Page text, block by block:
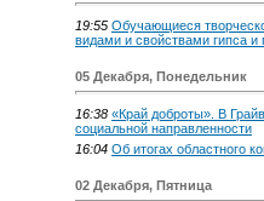
19:55 Обучающиеся
видами и свойствами гипса и
05 Декабря, Понедельник
16:38 «Край доброты». В
социальной направленности
16:04 Об итогах областного
02 Декабря, Пятница